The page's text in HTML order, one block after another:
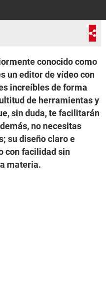
conocido como
un editor de vídeo con
increíbles de forma
de herramientas y
sin duda, te facilitarán
no necesitas
su diseño claro e
con facilidad sin
materia.